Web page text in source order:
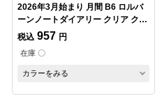
2026年3月始まり 月間 B6 ロルバ
ーンノートダイアリー クリア クリ
アブルー
税込 957 円
在庫 〇
カラーをみる